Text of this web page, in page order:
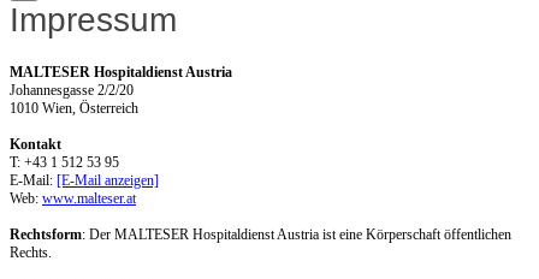
Impressum
MALTESER Hospitaldienst Austria
Johannesgasse 2/2/20
1010 Wien, Österreich
Kontakt
T: +43 1 512 53 95
E-Mail: [E-Mail anzeigen]
Web: www.malteser.at
Rechtsform: Der MALTESER Hospitaldienst Austria ist eine Körperschaft öffentlichen
Rechts.